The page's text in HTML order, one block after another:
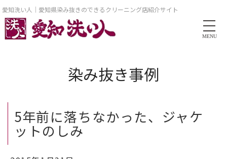
愛知洗い人｜愛知県染み抜きのできるクリーニング店紹介サイト
MENU
染み抜き事例
5年前に落ちなかった、ジャケ
ットのしみ